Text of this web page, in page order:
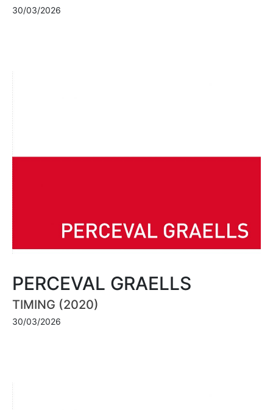
30/03/2026
PERCEVAL GRAELLS
TIMING (2020)
30/03/2026